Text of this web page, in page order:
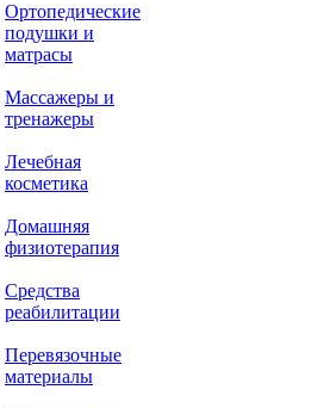
Ортопедические
подушки и
матрасы
Массажеры и
тренажеры
Лечебная
косметика
Домашняя
физиотерапия
Средства
реабилитации
Перевязочные
материалы